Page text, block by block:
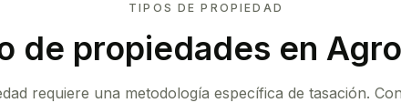
TIPOS DE PROPIEDAD
de propiedades en
requiere una metodología específica de tasación.